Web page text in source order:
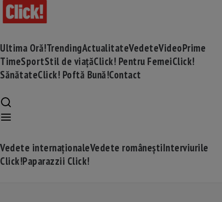
Ultima Oră!TrendingActualitateVedeteVideoPrime
TimeSportStil de viațăClick! Pentru FemeiClick!
SănătateClick! Poftă Bună!Contact
Vedete internaționaleVedete româneștiInterviurile
Click!Paparazzii Click!